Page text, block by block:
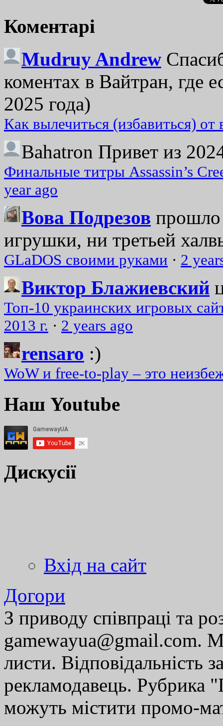
Коментарі
Mudruy Andrew
коментах в Вайтран, где
2025 года)
Как вылечиться (избавиться)
Bahatron Привет из
Финальные титры Assassin’s
year ago
Вова Подрезов прошло
игрушки, ни третьей
GLaDOS своими руками · 2
Виктор Блажиевский
Топ-10 украинских игровых
2013 г. · 2 years ago
rensaro :)
WoW и free-to-play – это
Наш Youtube
Дискусії
Вхід на сайт
Догори
З приводу співпраці та
gamewayua@gmail.com.
листи. Відповідальність
рекламодавець. Рубрика
можуть містити промо-